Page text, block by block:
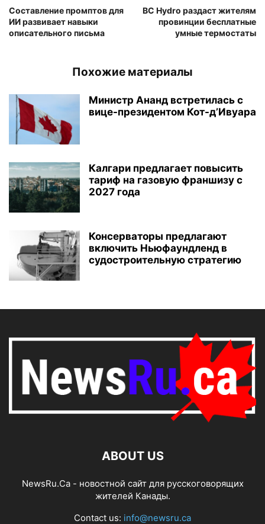
Составление промптов для
ИИ развивает навыки
описательного письма
BC Hydro раздаст жителям
провинции бесплатные
умные термостаты
Похожие материалы
Министр Ананд встретилась с
вице-президентом Кот-д’Ивуара
Калгари предлагает повысить
тариф на газовую франшизу с
2027 года
Консерваторы предлагают
включить Ньюфаундленд в
судостроительную стратегию
ABOUT US
NewsRu.Ca - новостной сайт для русскоговорящих
жителей Канады.
Contact us: info@newsru.ca